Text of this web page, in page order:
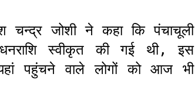
चन्द्र जोशी ने कहा कि पंचाचूली
स्वीकृत की गई थी, इस
पहुंचने वाले लोगों को आज भी